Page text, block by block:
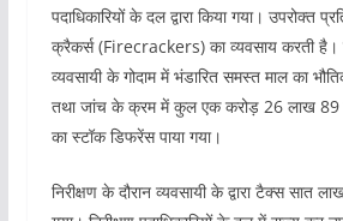
पदाधिकारियों के दल द्वारा किया गया। उपरोक्त
क्रैकर्स (Firecrackers) का व्यवसाय करती है।
व्यवसायी के गोदाम में भंडारित समस्त माल का
तथा जांच के क्रम में कुल एक करोड़ 26 लाख 89
का स्टॉक डिफरेंस पाया गया।
निरीक्षण के दौरान व्यवसायी के द्वारा टैक्स सात